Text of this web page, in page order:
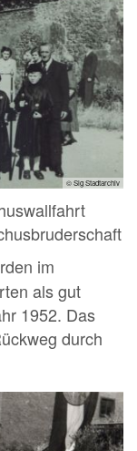
© Slg Stadtarchiv
im
als gut
1952. Das
durch